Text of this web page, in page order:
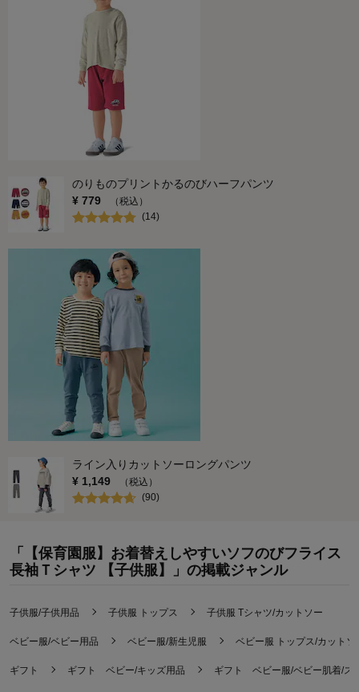
のりものプリントかるのびハーフパンツ
¥ 779
（税込）
(14)
ライン入りカットソーロングパンツ
¥ 1,149
（税込）
(90)
「【保育園服】お着替えしやすいソフのびフライス
長袖Ｔシャツ 【子供服】」の掲載ジャンル
子供服/子供用品 子供服 トップス 子供服 Tシャツ/カットソー
ベビー服/ベビー用品 ベビー服/新生児服 ベビー服 トップス/カットソ
ギフト ギフト ベビー/キッズ用品 ギフト ベビー服/ベビー肌着/ス